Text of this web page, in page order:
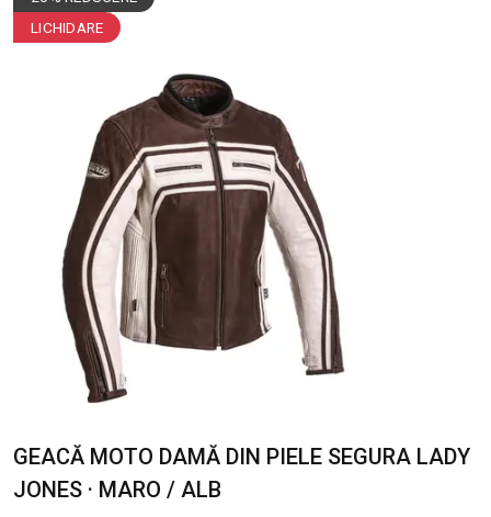
LICHIDARE
GEACĂ MOTO DAMĂ DIN PIELE SEGURA LADY
JONES · MARO / ALB